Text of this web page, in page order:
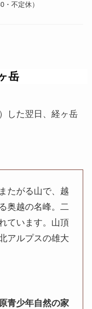
・不定休）
岳
した翌日、経ヶ岳
たがる山で、越
奥越の名峰。二
ています。山頂
アルプスの雄大
青少年自然の家